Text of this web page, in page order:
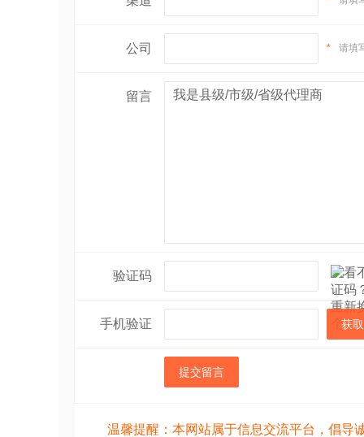
公司 * 请填
留言
验证码
手机验证 获
提交留言
温馨提醒：本网站属于信息交流平台，倡导